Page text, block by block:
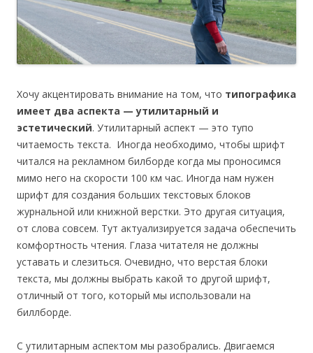
Хочу акцентировать внимание на том, что типографика
имеет два аспекта — утилитарный и
эстетический. Утилитарный аспект — это тупо
читаемость текста. Иногда необходимо, чтобы шрифт
читался на рекламном билборде когда мы проносимся
мимо него на скорости 100 км час. Иногда нам нужен
шрифт для создания больших текстовых блоков
журнальной или книжной верстки. Это другая ситуация,
от слова совсем. Тут актуализируется задача обеспечить
комфортность чтения. Глаза читателя не должны
уставать и слезиться. Очевидно, что верстая блоки
текста, мы должны выбрать какой то другой шрифт,
отличный от того, который мы использовали на
биллборде.
С утилитарным аспектом мы разобрались. Двигаемся